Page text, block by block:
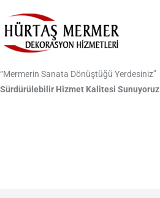
“Mermerin Sanata Dönüştüğü Yerdesiniz”
Sürdürülebilir Hizmet Kalitesi Sunuyoruz